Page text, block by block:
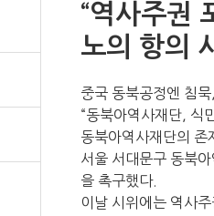
“역사주권
노의 항의
중국 동북공정엔 침
“동북아역사재단, 식
동북아역사재단의 존
서울 서대문구 동북
을 촉구했다.
이날 시위에는 역사